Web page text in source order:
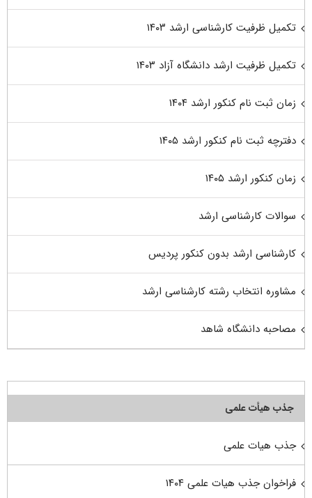
تکمیل ظرفیت کارشناسی ارشد ۱۴۰۳
تکمیل ظرفیت ارشد دانشگاه آزاد ۱۴۰۳
زمان ثبت نام کنکور ارشد ۱۴۰۴
دفترچه ثبت نام کنکور ارشد ۱۴۰۵
زمان کنکور ارشد ۱۴۰۵
سوالات کارشناسی ارشد
کارشناسی ارشد بدون کنکور پردیس
مشاوره انتخاب رشته کارشناسی ارشد
مصاحبه دانشگاه شاهد
جذب هیأت علمی
جذب هیات علمی
فراخوان جذب هیات علمی ۱۴۰۴